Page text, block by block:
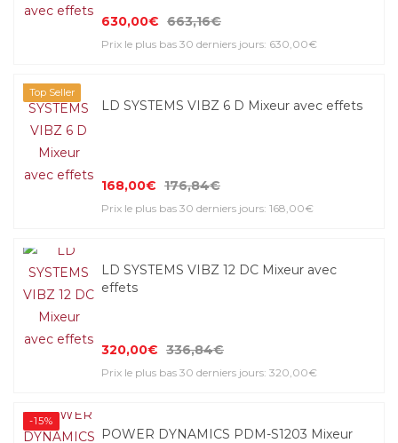
630,00€ 663,16€
Prix le plus bas 30 derniers jours: 630,00€
Top Seller
LD SYSTEMS VIBZ 6 D Mixeur avec effets
168,00€ 176,84€
Prix le plus bas 30 derniers jours: 168,00€
LD SYSTEMS VIBZ 12 DC Mixeur avec
effets
320,00€ 336,84€
Prix le plus bas 30 derniers jours: 320,00€
-15%
POWER DYNAMICS PDM-S1203 Mixeur